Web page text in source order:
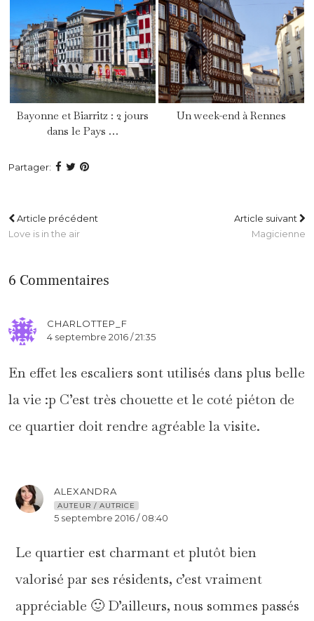
Bayonne et Biarritz : 2 jours
dans le Pays …
Un week-end à Rennes
Partager:
Article précédent
Love is in the air
Article suivant
Magicienne
6 Commentaires
CHARLOTTEP_F
4 septembre 2016 / 21:35
En effet les escaliers sont utilisés dans plus belle
la vie :p C’est très chouette et le coté piéton de
ce quartier doit rendre agréable la visite.
ALEXANDRA
AUTEUR / AUTRICE
5 septembre 2016 / 08:40
Le quartier est charmant et plutôt bien
valorisé par ses résidents, c’est vraiment
appréciable 🙂 D’ailleurs, nous sommes passés